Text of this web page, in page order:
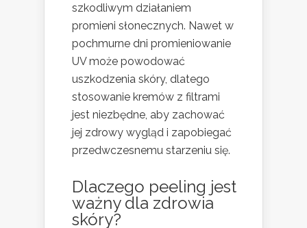
szkodliwym działaniem
promieni słonecznych. Nawet w
pochmurne dni promieniowanie
UV może powodować
uszkodzenia skóry, dlatego
stosowanie kremów z filtrami
jest niezbędne, aby zachować
jej zdrowy wygląd i zapobiegać
przedwczesnemu starzeniu się.
Dlaczego peeling jest
ważny dla zdrowia
skóry?